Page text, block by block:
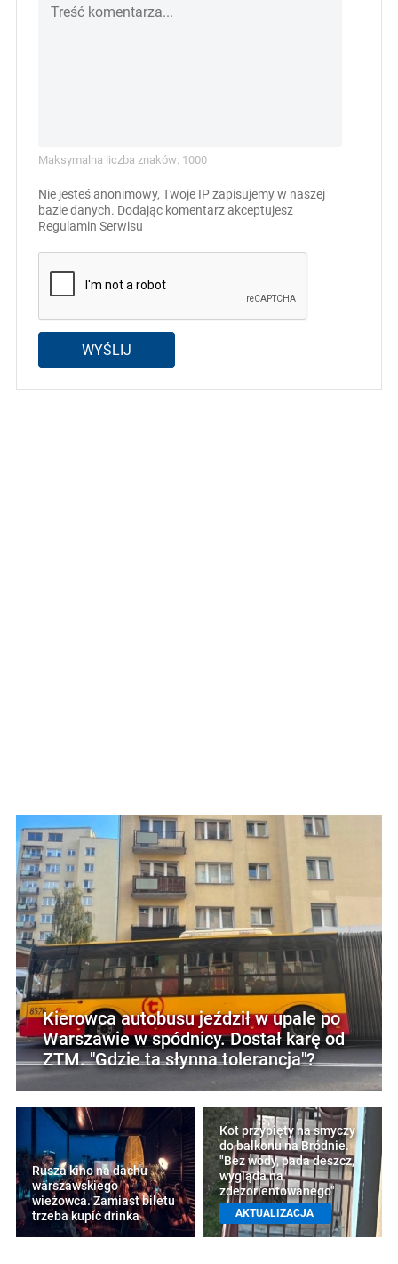
Maksymalna liczba znaków: 1000
Nie jesteś anonimowy, Twoje IP zapisujemy w naszej
bazie danych. Dodając komentarz akceptujesz
Regulamin Serwisu
WYŚLIJ
Kierowca autobusu jeździł w upale po
Warszawie w spódnicy. Dostał karę od
ZTM. "Gdzie ta słynna tolerancja"?
Rusza kino na dachu
warszawskiego
wieżowca. Zamiast biletu
trzeba kupić drinka
Kot przypięty na smyczy
do balkonu na Bródnie.
"Bez wody, pada deszcz,
wygląda na
zdezorientowanego"
AKTUALIZACJA